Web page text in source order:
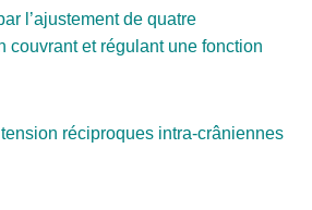
l’ajustement de quatre
couvrant et régulant une fonction
réciproques intra-crâniennes